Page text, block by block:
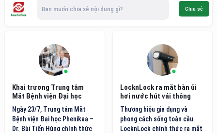
Bạn muốn chia sẻ nội dung gì? Chia sẻ
Khai trương Trung tâm
Mắt Bệnh viện Đại học
Phenikaa
Ngày 23/7, Trung tâm Mắt
Bệnh viện Đại học Phenikaa –
Dr. Bùi Tiến Hùng chính thức
LocknLock ra mắt bàn ủi
hơi nước hút vải thông
minh thế hệ mới
Thương hiệu gia dụng và
phong cách sống toàn cầu
LocknLock chính thức ra mắt